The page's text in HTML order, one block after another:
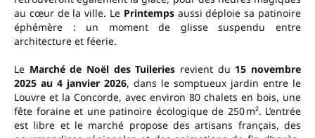
au cœur de la ville. Le Printempsaussi déploie sa patinoire
éphémère : un moment de glisse suspendu entre
architecture et féerie.
Le Marché de Noël des Tuileries revient du 15 novembre
2025 au 4 janvier 2026, dans le somptueux jardin entre le
Louvre et la Concorde, avec environ 80 chalets en bois, une
fête foraine et une patinoire écologique de 250 m². L’entrée
est libre et le marché propose des artisans français, des